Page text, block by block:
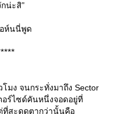
น่ะสิ”
ห์นนี่พูด
มง จนกระทั่งมาถึง Sector
อร์ไซด์คันหนึ่งจอดอยู่ที่
ที่สะดุดตากว่านั้นคือ